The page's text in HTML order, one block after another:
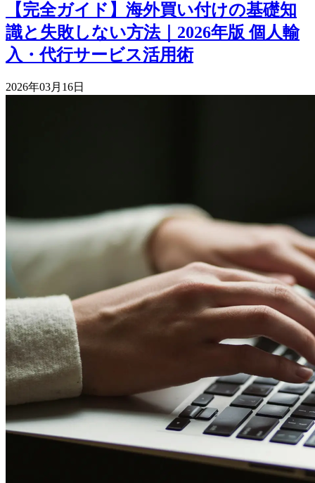
【完全ガイド】海外買い付けの基礎知
識と失敗しない方法｜2026年版 個人輸
入・代行サービス活用術
2026年03月16日